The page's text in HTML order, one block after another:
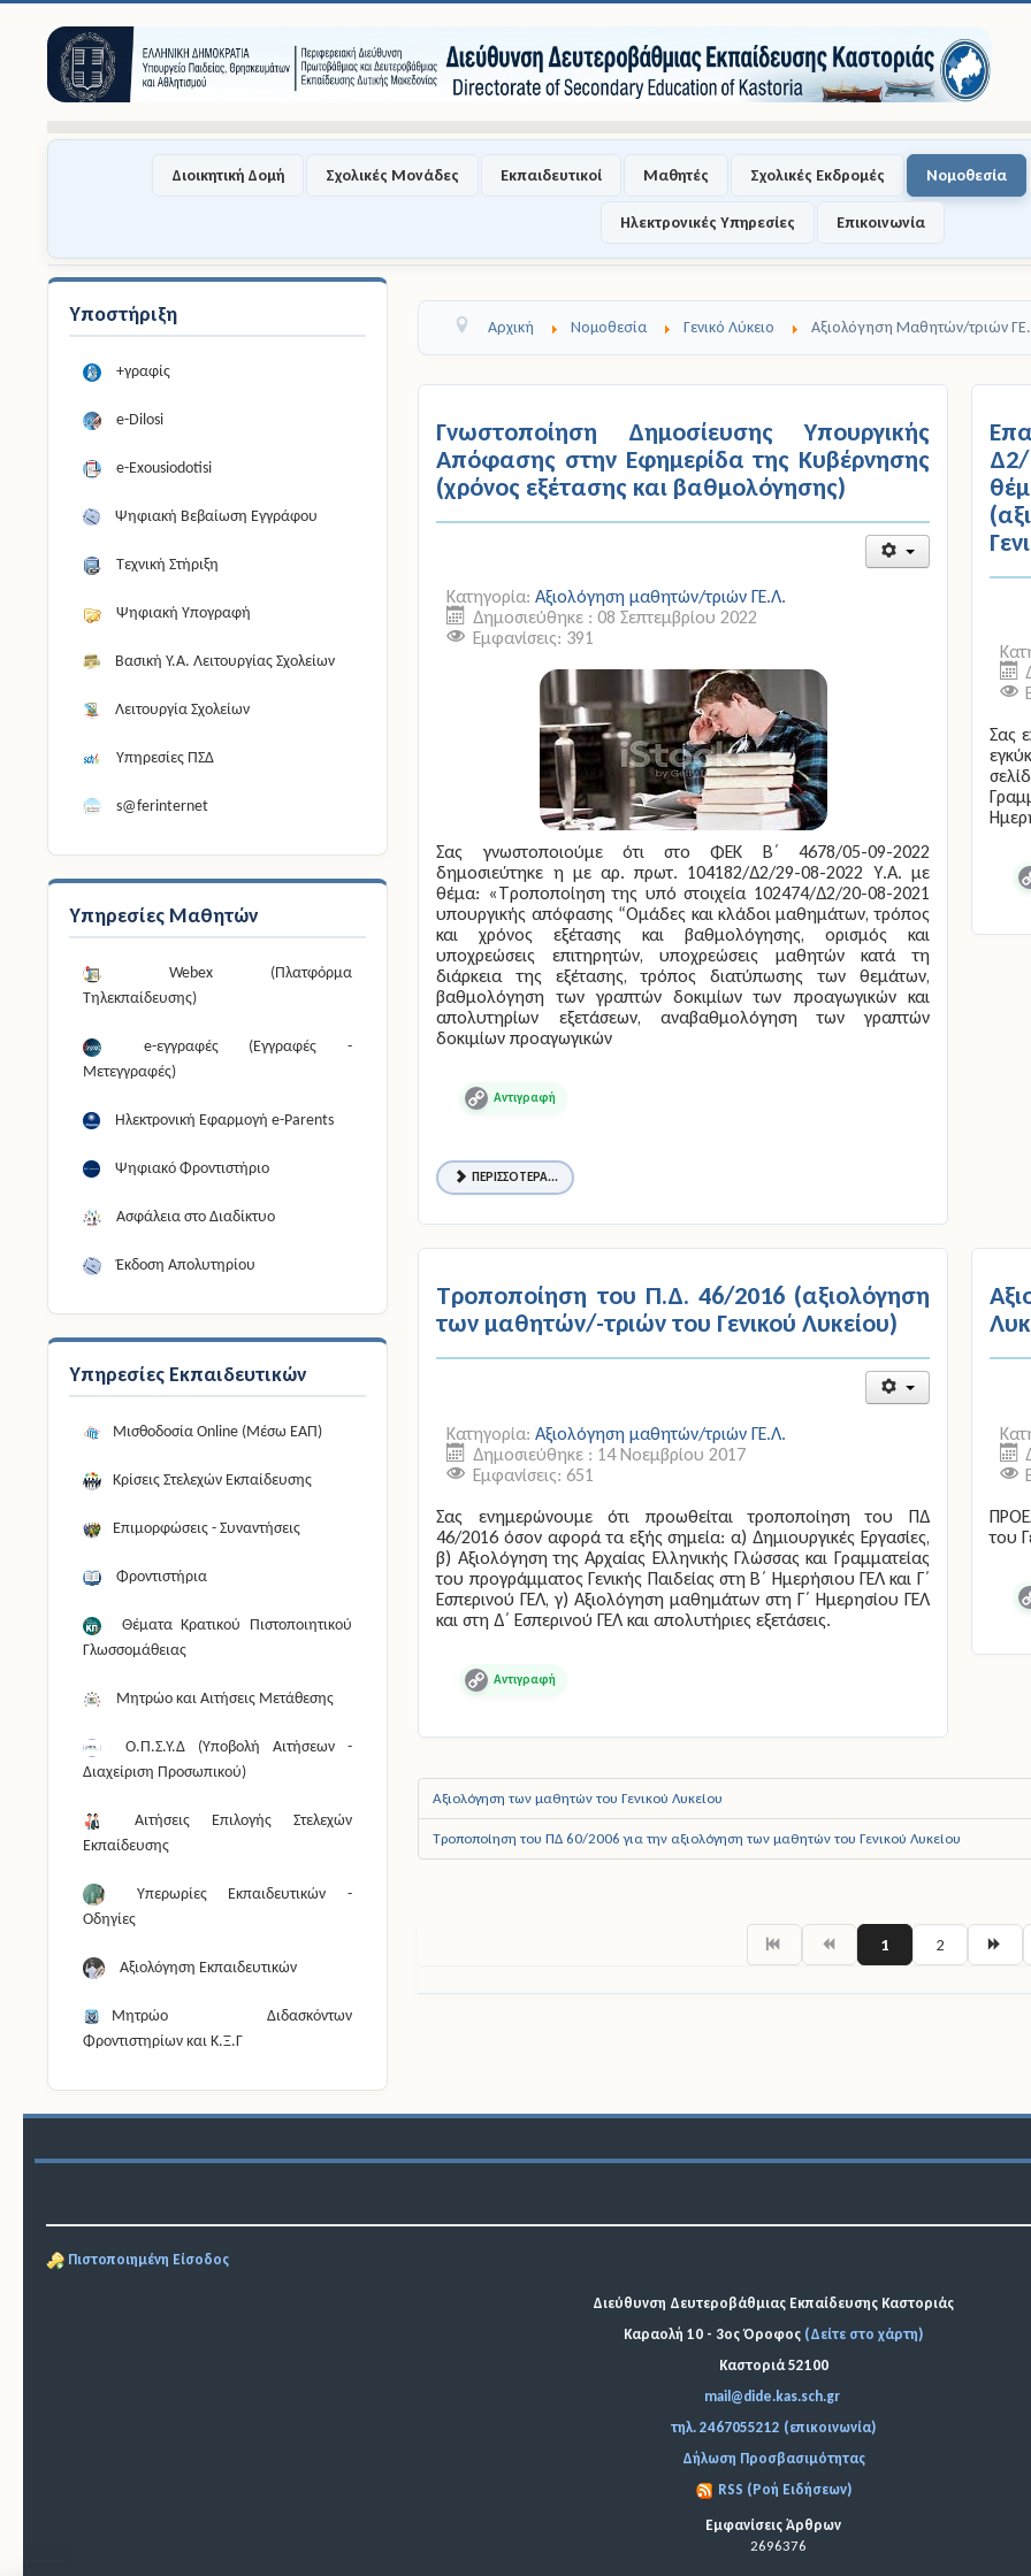
Διοικητική Δομή Σχολικές Μονάδες Εκπαιδευτικοί Μαθητές Σχολικές Εκδρομές Νομοθεσία
Ηλεκτρονικές Υπηρεσίες Επικοινωνία
Υποστήριξη
+γραφίς
e-Dilosi
e-Exousiodotisi
Ψηφιακή Βεβαίωση Εγγράφου
Τεχνική Στήριξη
Ψηφιακή Υπογραφή
Βασική Υ.Α. Λειτουργίας Σχολείων
Λειτουργία Σχολείων
Υπηρεσίες ΠΣΔ
s@ferinternet
Υπηρεσίες Μαθητών
Webex (Πλατφόρμα
Τηλεκπαίδευσης)
e-εγγραφές (Εγγραφές -
Μετεγγραφές)
Ηλεκτρονική Εφαρμογή e-Parents
Ψηφιακό Φροντιστήριο
Ασφάλεια στο Διαδίκτυο
Έκδοση Απολυτηρίου
Υπηρεσίες Εκπαιδευτικών
Μισθοδοσία Online (Μέσω ΕΑΠ)
Κρίσεις Στελεχών Εκπαίδευσης
Επιμορφώσεις - Συναντήσεις
Φροντιστήρια
Θέματα Κρατικού Πιστοποιητικού
Γλωσσομάθειας
Μητρώο και Αιτήσεις Μετάθεσης
Ο.Π.Σ.Υ.Δ (Υποβολή Αιτήσεων -
Διαχείριση Προσωπικού)
Αιτήσεις Επιλογής Στελεχών
Εκπαίδευσης
Υπερωρίες Εκπαιδευτικών -
Οδηγίες
Αξιολόγηση Εκπαιδευτικών
Μητρώο Διδασκόντων
Φροντιστηρίων και Κ.Ξ.Γ
Αρχική Νομοθεσία Γενικό Λύκειο Αξιολόγηση Μαθητών/τριών
Γνωστοποίηση Δημοσίευσης Υπουργικής
Απόφασης στην Εφημερίδα της Κυβέρνησης
(χρόνος εξέτασης και βαθμολόγησης)
Κατηγορία:Αξιολόγηση μαθητών/τριών ΓΕ.Λ.
Δημοσιεύθηκε : 08 Σεπτεμβρίου 2022
Εμφανίσεις: 391
Σας γνωστοποιούμε ότι στο ΦΕΚ Β΄ 4678/05-09-2022
δημοσιεύτηκε η με αρ. πρωτ. 104182/Δ2/29-08-2022 Υ.Α. με
θέμα: «Τροποποίηση της υπό στοιχεία 102474/Δ2/20-08-2021
υπουργικής απόφασης “Ομάδες και κλάδοι μαθημάτων, τρόπος
και χρόνος εξέτασης και βαθμολόγησης, ορισμός και
υποχρεώσεις επιτηρητών, υποχρεώσεις μαθητών κατά τη
διάρκεια της εξέτασης, τρόπος διατύπωσης των θεμάτων,
βαθμολόγηση των γραπτών δοκιμίων των προαγωγικών και
απολυτηρίων εξετάσεων, αναβαθμολόγηση των γραπτών
δοκιμίων προαγωγικών
Copy
ΠΕΡΙΣΣΌΤΕΡΑ...
Σας
Τροποποίηση του Π.Δ. 46/2016 (αξιολόγηση
των μαθητών/-τριών του Γενικού Λυκείου)
Κατηγορία:Αξιολόγηση μαθητών/τριών ΓΕ.Λ.
Δημοσιεύθηκε : 14 Νοεμβρίου 2017
Εμφανίσεις: 651
Σας ενημερώνουμε ότι προωθείται τροποποίηση του ΠΔ
46/2016 όσον αφορά τα εξής σημεία: α) Δημιουργικές Εργασίες,
β) Αξιολόγηση της Αρχαίας Ελληνικής Γλώσσας και Γραμματείας
του προγράμματος Γενικής Παιδείας στη Β΄ Ημερήσιου ΓΕΛ και Γ΄
Εσπερινού ΓΕΛ, γ) Αξιολόγηση μαθημάτων στη Γ΄ Ημερησίου ΓΕΛ
και στη Δ΄ Εσπερινού ΓΕΛ και απολυτήριες εξετάσεις.
Copy
του
Αξιολόγηση των μαθητών του Γενικού Λυκείου
Τροποποίηση του ΠΔ 60/2006 για την αξιολόγηση των μαθητών του Γενικού Λυκείου
1 2
Πιστοποιημένη Είσοδος
Διεύθυνση Δευτεροβάθμιας Εκπαίδευσης Καστοριάς
Καραολή 10 - 3ος Όροφος (Δείτε στο χάρτη)
Καστοριά 52100
mail@dide.kas.sch.gr
τηλ. 2467055212 (επικοινωνία)
Δήλωση Προσβασιμότητας
RSS (Ροή Ειδήσεων)
Εμφανίσεις Άρθρων
2696376